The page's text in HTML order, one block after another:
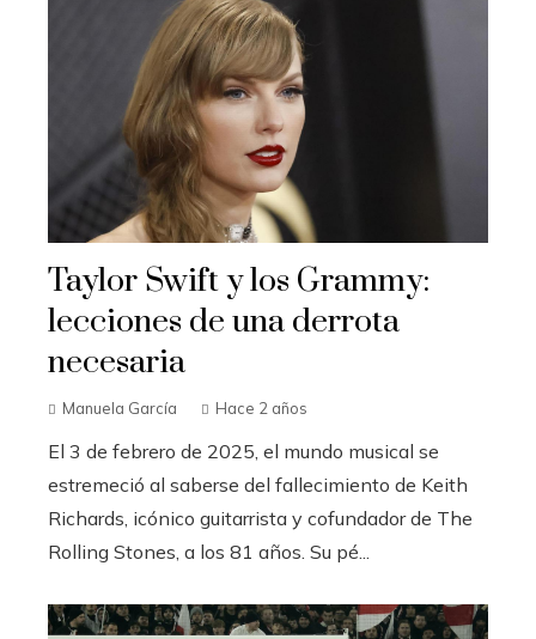
Taylor Swift y los Grammy:
lecciones de una derrota
necesaria
Manuela García Hace 2 años
El 3 de febrero de 2025, el mundo musical se
estremeció al saberse del fallecimiento de Keith
Richards, icónico guitarrista y cofundador de The
Rolling Stones, a los 81 años. Su pé...